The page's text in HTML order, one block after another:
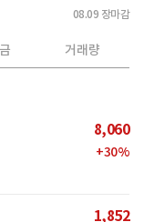
08.09 장마감
거래량
8,060
+30%
1,852